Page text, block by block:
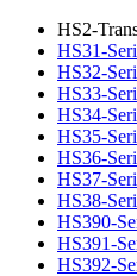
HS2-
HS31-
HS32-
HS33-
HS34-
HS35-
HS36-
HS37-
HS38-
HS390-
HS391-
HS392-